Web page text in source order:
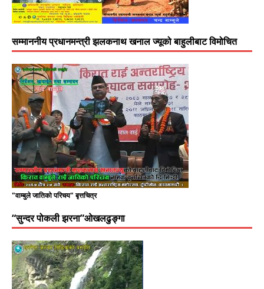
सम्माननीय प्रधानमन्त्री झलकनाथ खनाल ज्यूको बाहुलीबाट विमोचित
"वाम्बुले जातिको परिचय" बृत्तचित्र
“सुन्दर पोकली झरना”ओखलढुङ्गा